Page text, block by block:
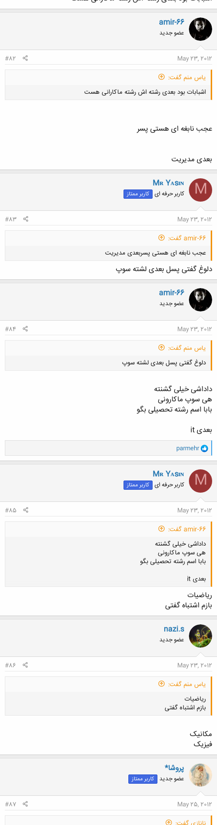
amir-66
عضو جدید
May 23, 2012
#82
یاس منم گفت:
اشبابات بود بعدی رشته اش رشته ماکارانی هست
عجب نابغه ای هستی پسر
بعدی مدیریت
M
Mʀ Yᴀsɪɴ
کاربر حرفه ای کاربر ممتاز
May 23, 2012
#83
amir-66 گفت:
عجب نابغه ای هستی پسربعدی مدیریت
دلوغ گفتی پسل بعدی لشته سوپ
amir-66
عضو جدید
May 23, 2012
#84
یاس منم گفت:
دلوغ گفتی پسل بعدی لشته سوپ
داداشی خیلی گشنته
هی سوپ ماکارونی
بابا اسم رشته تحصیلی بگو
بعدی it
و
ا
ک
ن
ش
ه
ا
parmehr
M
Mʀ Yᴀsɪɴ
کاربر حرفه ای کاربر ممتاز
May 23, 2012
#85
amir-66 گفت:
داداشی خیلی گشنته
هی سوپ ماکارونی
بابا اسم رشته تحصیلی بگو
بعدی it
ریاضیات
بازم اشتباه گفتی
nazi.s
عضو جدید
May 23, 2012
#86
یاس منم گفت:
ریاضیات
بازم اشتباه گفتی
مکانیک
فیزیک
پروشا*
عضو جدید کاربر ممتاز
May 25, 2012
#87